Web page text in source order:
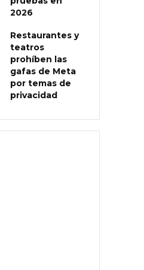
2026
Restaurantes y
teatros
prohíben las
gafas de Meta
por temas de
privacidad